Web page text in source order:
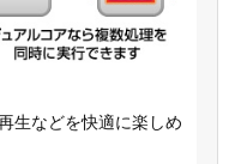
生などを快適に楽しめ